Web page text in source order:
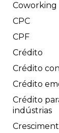
Coworking
CPC
CPF
Crédito
Crédito
Crédito
Crédito
indústrias